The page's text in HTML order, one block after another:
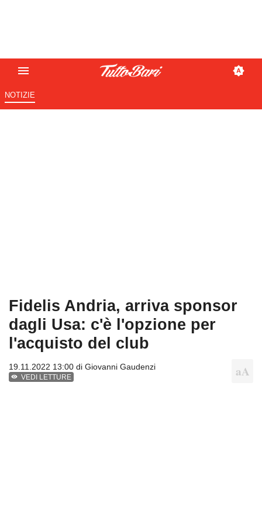
NOTIZIE
Fidelis Andria, arriva sponsor
dagli Usa: c'è l'opzione per
l'acquisto del club
19.11.2022 13:00 di Giovanni Gaudenzi
VEDI LETTURE